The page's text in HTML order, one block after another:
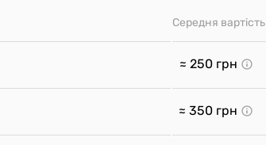
Середня вартість
≈ 250 грн
≈ 350 грн